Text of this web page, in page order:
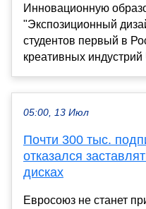
Инновационную
"Экспозиционный
студентов первый в
креативных индустрий
05:00, 13 Июл
Почти 300 тыс.
отказался
дисках
Евросоюз не станет